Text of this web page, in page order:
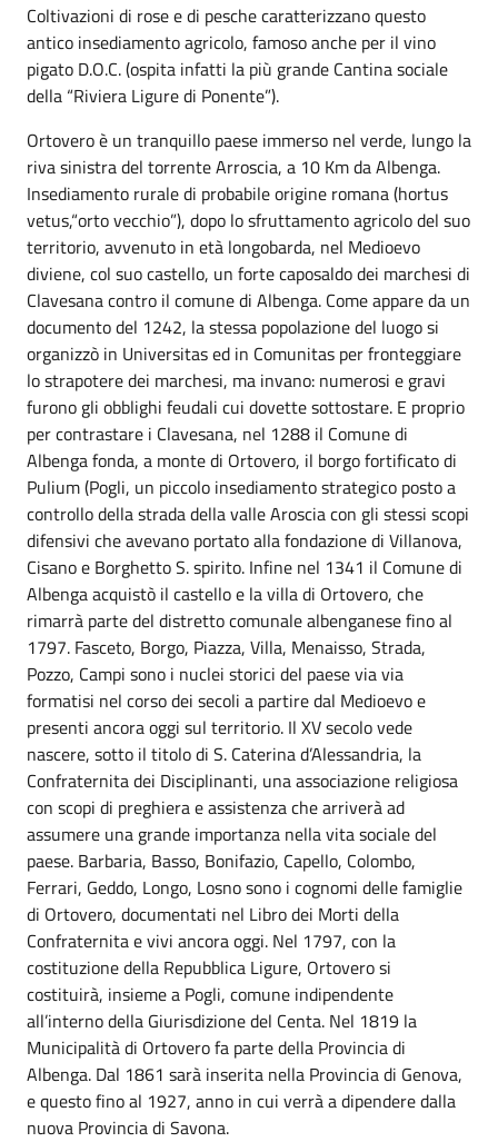
Coltivazioni di rose e di pesche caratterizzano questo
antico insediamento agricolo, famoso anche per il vino
pigato D.O.C. (ospita infatti la più grande Cantina sociale
della “Riviera Ligure di Ponente”).
Ortovero è un tranquillo paese immerso nel verde, lungo la
riva sinistra del torrente Arroscia, a 10 Km da Albenga.
Insediamento rurale di probabile origine romana (hortus
vetus,“orto vecchio”), dopo lo sfruttamento agricolo del suo
territorio, avvenuto in età longobarda, nel Medioevo
diviene, col suo castello, un forte caposaldo dei marchesi di
Clavesana contro il comune di Albenga. Come appare da un
documento del 1242, la stessa popolazione del luogo si
organizzò in Universitas ed in Comunitas per fronteggiare
lo strapotere dei marchesi, ma invano: numerosi e gravi
furono gli obblighi feudali cui dovette sottostare. E proprio
per contrastare i Clavesana, nel 1288 il Comune di
Albenga fonda, a monte di Ortovero, il borgo fortificato di
Pulium (Pogli, un piccolo insediamento strategico posto a
controllo della strada della valle Aroscia con gli stessi scopi
difensivi che avevano portato alla fondazione di Villanova,
Cisano e Borghetto S. spirito. Infine nel 1341 il Comune di
Albenga acquistò il castello e la villa di Ortovero, che
rimarrà parte del distretto comunale albenganese fino al
1797. Fasceto, Borgo, Piazza, Villa, Menaisso, Strada,
Pozzo, Campi sono i nuclei storici del paese via via
formatisi nel corso dei secoli a partire dal Medioevo e
presenti ancora oggi sul territorio. Il XV secolo vede
nascere, sotto il titolo di S. Caterina d’Alessandria, la
Confraternita dei Disciplinanti, una associazione religiosa
con scopi di preghiera e assistenza che arriverà ad
assumere una grande importanza nella vita sociale del
paese. Barbaria, Basso, Bonifazio, Capello, Colombo,
Ferrari, Geddo, Longo, Losno sono i cognomi delle famiglie
di Ortovero, documentati nel Libro dei Morti della
Confraternita e vivi ancora oggi. Nel 1797, con la
costituzione della Repubblica Ligure, Ortovero si
costituirà, insieme a Pogli, comune indipendente
all’interno della Giurisdizione del Centa. Nel 1819 la
Municipalità di Ortovero fa parte della Provincia di
Albenga. Dal 1861 sarà inserita nella Provincia di Genova,
e questo fino al 1927, anno in cui verrà a dipendere dalla
nuova Provincia di Savona.